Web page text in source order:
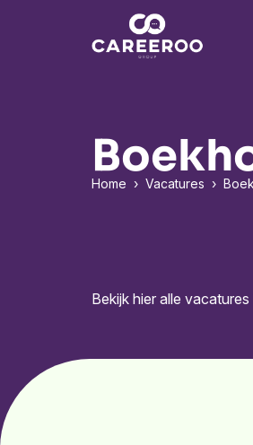
Home › Vacatures ›
Bekijk hier alle